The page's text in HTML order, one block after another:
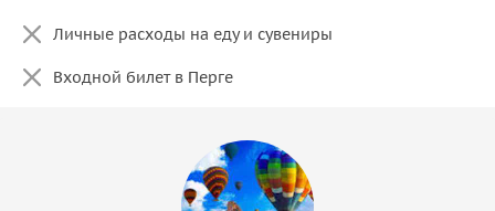
Личные расходы на еду и сувениры
Входной билет в Перге